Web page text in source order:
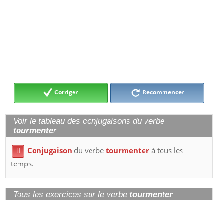
Corriger Recommencer
Voir le tableau des conjugaisons du verbe
tourmenter
 Conjugaison du verbetourmenterà tous les
temps.
Tous les exercices sur le verbe tourmenter